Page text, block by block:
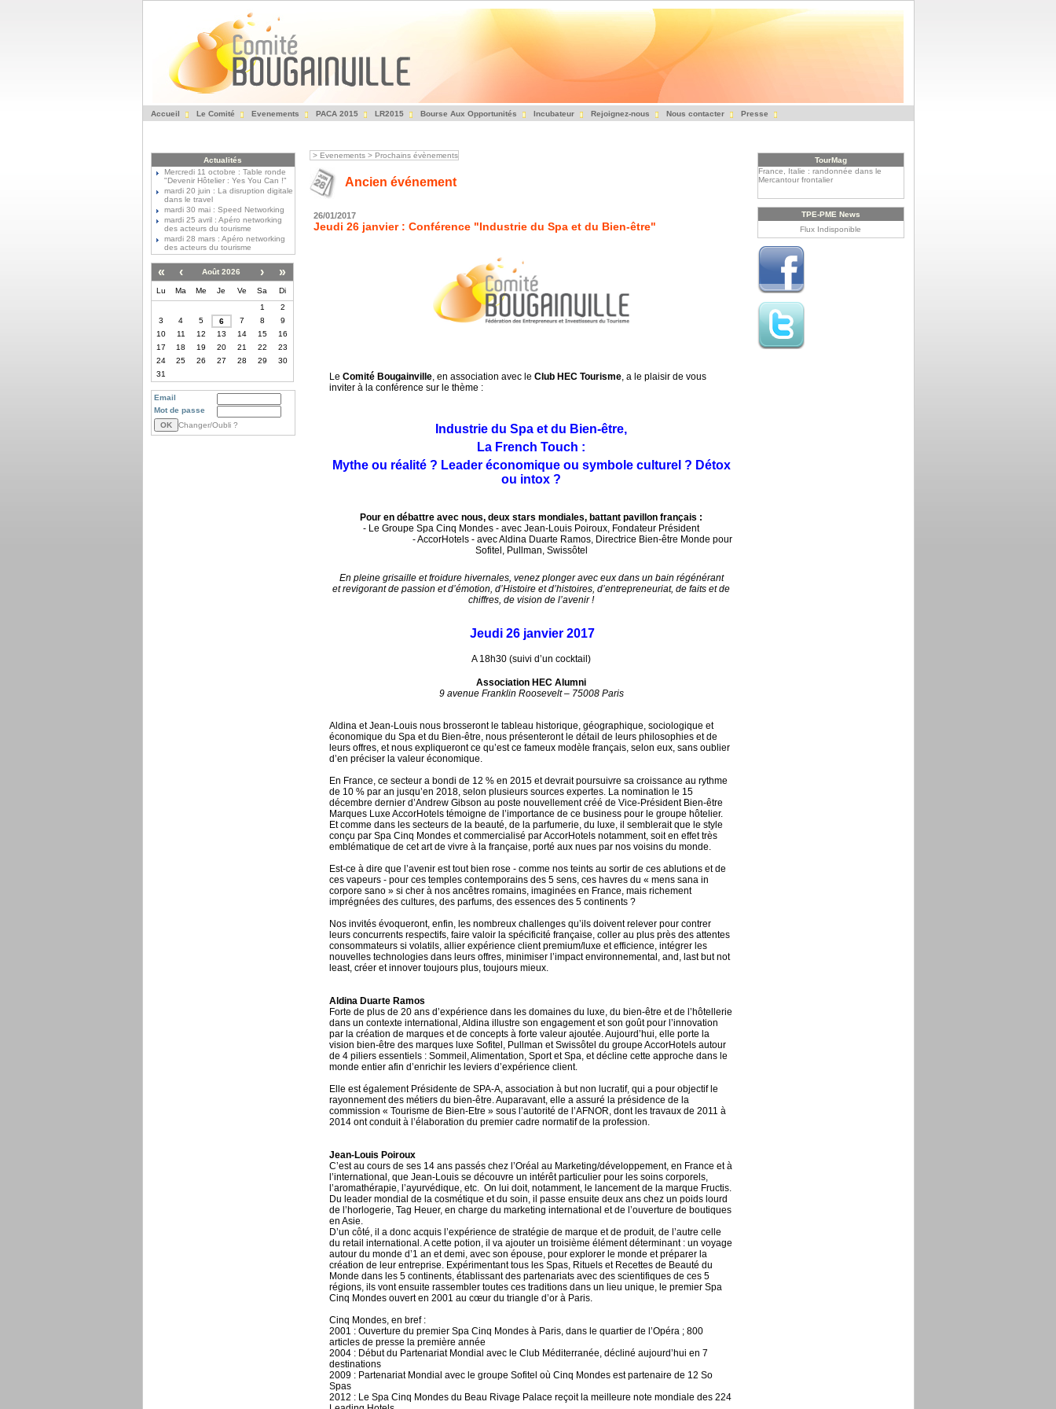
Accueil Le Comité Evenements PACA 2015 LR2015 Bourse Aux Opportunités Incubateur Rejoignez-nous Nous contacter Presse
Actualités
Mercredi 11 octobre : Table ronde
"Devenir Hôtelier : Yes You Can !"
mardi 20 juin : La disruption digitale
dans le travel
mardi 30 mai : Speed Networking
mardi 25 avril : Apéro networking
des acteurs du tourisme
mardi 28 mars : Apéro networking
des acteurs du tourisme
« ‹ Août 2026 › »
Lu Ma Me Je Ve Sa
Di
1
2
3
4 5 6 7 8
9
10
11 12 13 14 15
16
17
18 19 20 21 22
23
24
25 26 27 28 29
30
31
Email
Mot de passe
Changer/Oubli ?
> Evenements> Prochains évènements
Ancien événement
26/01/2017
Jeudi 26 janvier : Conférence "Industrie du Spa et du Bien-être"
Le Comité Bougainville, en association avec le Club HEC Tourisme, a le plaisir de vous
inviter à la conférence sur le thème :
Industrie du Spa et du Bien-être,
La French Touch :
Mythe ou réalité ? Leader économique ou symbole culturel ? Détox
ou intox ?
Pour en débattre avec nous, deux stars mondiales, battant pavillon français :
- Le Groupe Spa Cinq Mondes - avec Jean-Louis Poiroux, Fondateur Président
- AccorHotels - avec Aldina Duarte Ramos, Directrice Bien-être Monde pour
Sofitel, Pullman, Swissôtel
En pleine grisaille et froidure hivernales, venez plonger avec eux dans un bain régénérant
et revigorant de passion et d’émotion, d’Histoire et d’histoires, d’entrepreneuriat, de faits et de
chiffres, de vision de l’avenir !
Jeudi 26 janvier 2017
A 18h30 (suivi d’un cocktail)
Association HEC Alumni
9 avenue Franklin Roosevelt – 75008 Paris
Aldina et Jean-Louis nous brosseront le tableau historique, géographique, sociologique et
économique du Spa et du Bien-être, nous présenteront le détail de leurs philosophies et de
leurs offres, et nous expliqueront ce qu’est ce fameux modèle français, selon eux, sans oublier
d’en préciser la valeur économique.
En France, ce secteur a bondi de 12 % en 2015 et devrait poursuivre sa croissance au rythme
de 10 % par an jusqu’en 2018, selon plusieurs sources expertes. La nomination le 15
décembre dernier d’Andrew Gibson au poste nouvellement créé de Vice-Président Bien-être
Marques Luxe AccorHotels témoigne de l’importance de ce business pour le groupe hôtelier.
Et comme dans les secteurs de la beauté, de la parfumerie, du luxe, il semblerait que le style
conçu par Spa Cinq Mondes et commercialisé par AccorHotels notamment, soit en effet très
emblématique de cet art de vivre à la française, porté aux nues par nos voisins du monde.
Est-ce à dire que l’avenir est tout bien rose - comme nos teints au sortir de ces ablutions et de
ces vapeurs - pour ces temples contemporains des 5 sens, ces havres du « mens sana in
corpore sano » si cher à nos ancêtres romains, imaginées en France, mais richement
imprégnées des cultures, des parfums, des essences des 5 continents ?
Nos invités évoqueront, enfin, les nombreux challenges qu’ils doivent relever pour contrer
leurs concurrents respectifs, faire valoir la spécificité française, coller au plus près des attentes
consommateurs si volatils, allier expérience client premium/luxe et efficience, intégrer les
nouvelles technologies dans leurs offres, minimiser l’impact environnemental, and, last but not
least, créer et innover toujours plus, toujours mieux.
Aldina Duarte Ramos
Forte de plus de 20 ans d’expérience dans les domaines du luxe, du bien-être et de l’hôtellerie
dans un contexte international, Aldina illustre son engagement et son goût pour l’innovation
par la création de marques et de concepts à forte valeur ajoutée. Aujourd’hui, elle porte la
vision bien-être des marques luxe Sofitel, Pullman et Swissôtel du groupe AccorHotels autour
de 4 piliers essentiels : Sommeil, Alimentation, Sport et Spa, et décline cette approche dans le
monde entier afin d’enrichir les leviers d’expérience client.
Elle est également Présidente de SPA-A, association à but non lucratif, qui a pour objectif le
rayonnement des métiers du bien-être. Auparavant, elle a assuré la présidence de la
commission « Tourisme de Bien-Etre » sous l’autorité de l’AFNOR, dont les travaux de 2011 à
2014 ont conduit à l’élaboration du premier cadre normatif de la profession.
Jean-Louis Poiroux
C’est au cours de ses 14 ans passés chez l’Oréal au Marketing/développement, en France et à
l’international, que Jean-Louis se découvre un intérêt particulier pour les soins corporels,
l’aromathérapie, l’ayurvédique, etc. On lui doit, notamment, le lancement de la marque Fructis.
Du leader mondial de la cosmétique et du soin, il passe ensuite deux ans chez un poids lourd
de l’horlogerie, Tag Heuer, en charge du marketing international et de l’ouverture de boutiques
en Asie.
D’un côté, il a donc acquis l’expérience de stratégie de marque et de produit, de l’autre celle
du retail international. A cette potion, il va ajouter un troisième élément déterminant : un voyage
autour du monde d’1 an et demi, avec son épouse, pour explorer le monde et préparer la
création de leur entreprise. Expérimentant tous les Spas, Rituels et Recettes de Beauté du
Monde dans les 5 continents, établissant des partenariats avec des scientifiques de ces 5
régions, ils vont ensuite rassembler toutes ces traditions dans un lieu unique, le premier Spa
Cinq Mondes ouvert en 2001 au cœur du triangle d’or à Paris.
Cinq Mondes, en bref :
2001 : Ouverture du premier Spa Cinq Mondes à Paris, dans le quartier de l’Opéra ; 800
articles de presse la première année
2004 : Début du Partenariat Mondial avec le Club Méditerranée, décliné aujourd’hui en 7
destinations
2009 : Partenariat Mondial avec le groupe Sofitel où Cinq Mondes est partenaire de 12 So
Spas
2012 : Le Spa Cinq Mondes du Beau Rivage Palace reçoit la meilleure note mondiale des 224
TourMag
France, Italie : randonnée dans le
Mercantour frontalier
TPE-PME News
Flux Indisponible